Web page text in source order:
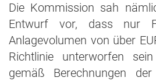
Die Kommission sah
Entwurf vor, dass nur
Anlagevolumen von über
Richtlinie unterworfen
gemäß Berechnungen der